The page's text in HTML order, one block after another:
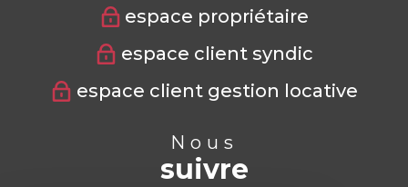
espace propriétaire
espace client syndic
espace client gestion locative
Nous
suivre